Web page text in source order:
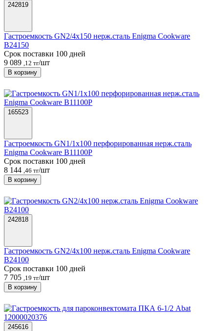
242819
Гастроемкость GN2/4х150 нерж.сталь Enigma Cookware
B24150
Срок поставки 100 дней
9 089 ,12 тг/шт
В корзину
165523
Гастроемкость GN1/1х100 перфорированная нерж.сталь
Enigma Cookware B11100P
Срок поставки 100 дней
8 144 ,46 тг/шт
В корзину
242818
Гастроемкость GN2/4х100 нерж.сталь Enigma Cookware
B24100
Срок поставки 100 дней
7 705 ,19 тг/шт
В корзину
245616